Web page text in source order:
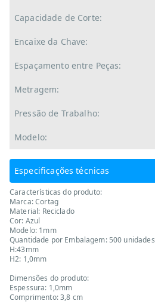
Capacidade de Corte:
Encaixe da Chave:
Espaçamento entre Peças:
Metragem:
Pressão de Trabalho:
Modelo:
Especificações técnicas
Características do produto:
Marca: Cortag
Material: Reciclado
Cor: Azul
Modelo: 1mm
Quantidade por Embalagem: 500 unidades
H:43mm
H2: 1,0mm
Dimensões do produto:
Espessura: 1,0mm
Comprimento: 3,8 cm